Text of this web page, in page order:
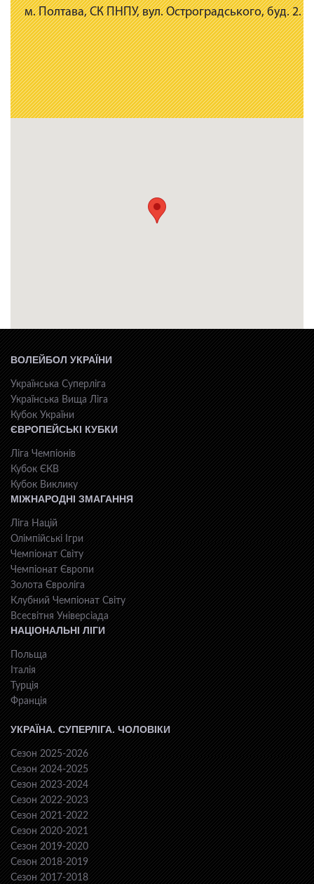
м. Полтава, СК ПНПУ, вул. Остроградського, буд. 2.
ВОЛЕЙБОЛ УКРАЇНИ
Українська Суперліга
Українська Вища Ліга
Кубок України
ЄВРОПЕЙСЬКІ КУБКИ
Ліга Чемпіонів
Кубок ЄКВ
Кубок Виклику
МІЖНАРОДНІ ЗМАГАННЯ
Ліга Націй
Олімпійські Ігри
Чемпіонат Світу
Чемпіонат Європи
Золота Євроліга
Клубний Чемпіонат Світу
Всесвiтня Унiверсiaда
НАЦІОНАЛЬНІ ЛІГИ
Польща
Італія
Турція
Франція
УКРАЇНА. СУПЕРЛІГА. ЧОЛОВІКИ
Сезон 2025-2026
Сезон 2024-2025
Сезон 2023-2024
Сезон 2022-2023
Сезон 2021-2022
Сезон 2020-2021
Сезон 2019-2020
Сезон 2018-2019
Сезон 2017-2018